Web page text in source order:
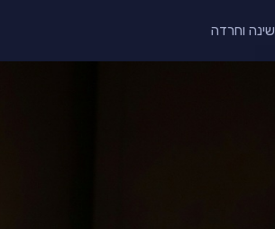
שינה וחרדה